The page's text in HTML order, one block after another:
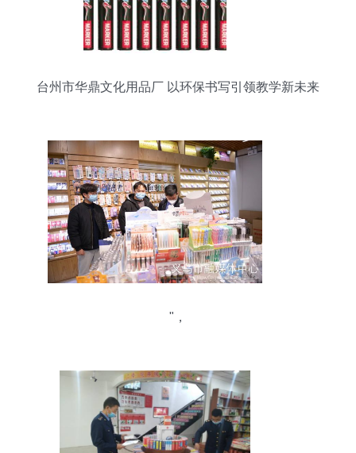
台州市华鼎文化用品厂 以环保书写引领教学新未来
"，